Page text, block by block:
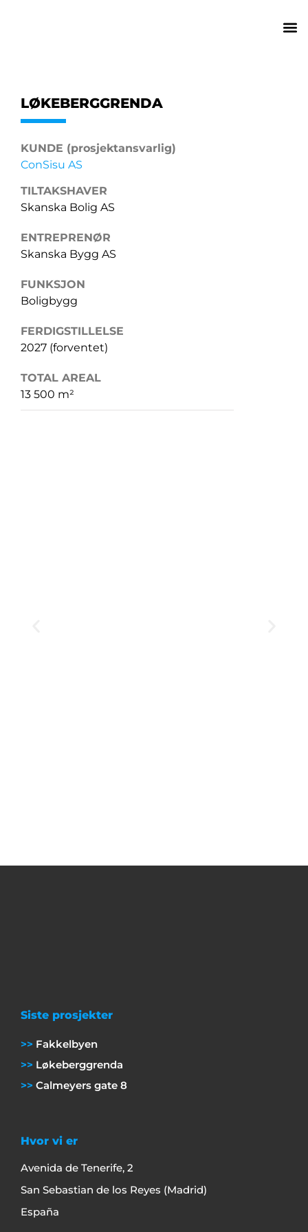
LØKEBERGGRENDA
KUNDE (prosjektansvarlig)
ConSisu AS
TILTAKSHAVER
Skanska Bolig AS
ENTREPRENØR
Skanska Bygg AS
FUNKSJON
Boligbygg
FERDIGSTILLELSE
2027 (forventet)
TOTAL AREAL
13 500 m²
Siste prosjekter
Fakkelbyen
Løkeberggrenda
Calmeyers gate 8
Hvor vi er
Avenida de Tenerife, 2
San Sebastian de los Reyes (Madrid)
España